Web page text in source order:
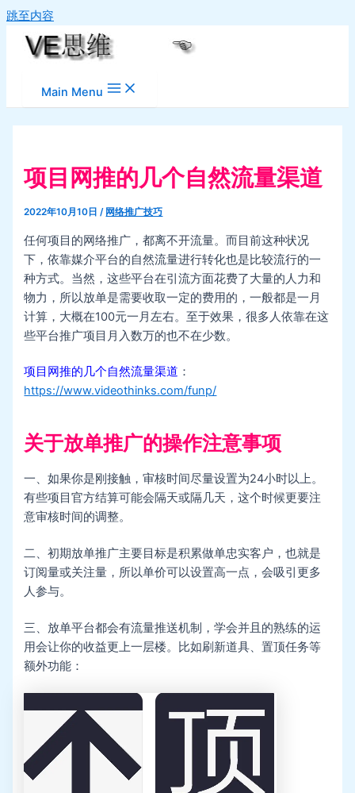
跳至内容
Main Menu
项目网推的几个自然流量渠道
2022年10月10日/ 网络推广技巧
任何项目的网络推广，都离不开流量。而目前这种状况
下，依靠媒介平台的自然流量进行转化也是比较流行的一
种方式。当然，这些平台在引流方面花费了大量的人力和
物力，所以放单是需要收取一定的费用的，一般都是一月
计算，大概在100元一月左右。至于效果，很多人依靠在这
些平台推广项目月入数万的也不在少数。
项目网推的几个自然流量渠道 ：
https://www.videothinks.com/funp/
关于放单推广的操作注意事项
一、如果你是刚接触，审核时间尽量设置为24小时以上。
有些项目官方结算可能会隔天或隔几天，这个时候更要注
意审核时间的调整。
二、初期放单推广主要目标是积累做单忠实客户，也就是
订阅量或关注量，所以单价可以设置高一点，会吸引更多
人参与。
三、放单平台都会有流量推送机制，学会并且的熟练的运
用会让你的收益更上一层楼。比如刷新道具、置顶任务等
额外功能：